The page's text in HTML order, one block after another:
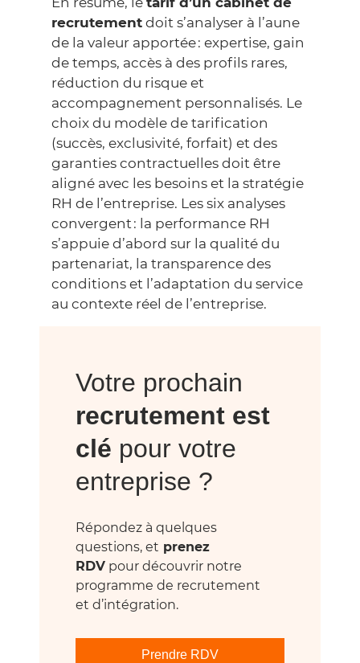
recrutement doit s’analyser à l’aune
de la valeur apportée : expertise, gain
de temps, accès à des profils rares,
réduction du risque et
accompagnement personnalisés. Le
choix du modèle de tarification
(succès, exclusivité, forfait) et des
garanties contractuelles doit être
aligné avec les besoins et la stratégie
RH de l’entreprise. Les six analyses
convergent : la performance RH
s’appuie d’abord sur la qualité du
partenariat, la transparence des
conditions et l’adaptation du service
au contexte réel de l’entreprise.
Votre prochain
recrutement est
clé pour votre
entreprise ?
Répondez à quelques
questions, et prenez
RDV pour découvrir notre
programme de recrutement
et d’intégration.
Prendre RDV